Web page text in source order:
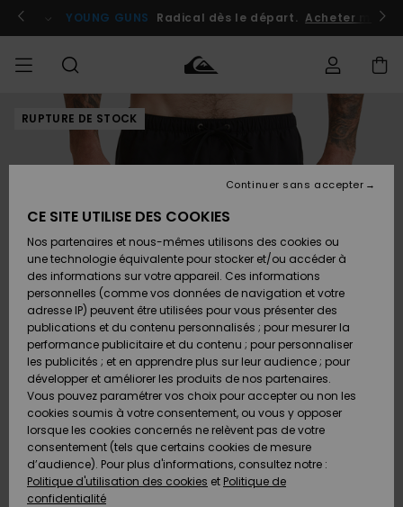
l'information
le
Se connecter / s'inscrire
YOUNG GUNS Radical dès le départ. Acheter
HOMME Vêtements
Chaussures
& Tongs
Surf
Snow
Nouveautés
Vêtements
Chaussures
& Tongs
Surf
Snow
Nouveautés
FEMME
Shop
A
Découvrir
Snow
SURF
Surf
Surf
Shop
Enfant
Highlights
Communauté
SNOW
Snow
Snow
Shop
Enfant
Snow
Shop
Femme
A
Découvrir
Communauté
OUTLET
Outlet
Enfant
Outlet
Femme
AIDE &
CONTACT
Accéder à
ma
Retours
Paiement
Carte
Cadeau
Quiksilver
Freedom
Protection
des
MAGASINS
RUPTURE DE STOCK
CE SITE UTILISE DES COOKIES
Nos partenaires et nous-mêmes utilisons des cookies ou
une technologie équivalente pour stocker et/ou accéder à
des informations sur votre appareil. Ces informations
personnelles (comme vos données de navigation et votre
adresse IP) peuvent être utilisées pour vous présenter des
publications et du contenu personnalisés ; pour mesurer la
performance publicitaire et du contenu ; pour personnaliser
les publicités ; et en apprendre plus sur leur audience ; pour
développer et améliorer les produits de nos partenaires.
Vous pouvez paramétrer vos choix pour accepter ou non les
cookies soumis à votre consentement, ou vous y opposer
lorsque les cookies concernés ne relèvent pas de votre
consentement (tels que certains cookies de mesure
d’audience). Pour plus d'informations, consultez notre :
Politique d'utilisation des cookies et Politique de
confidentialité
Continuer sans accepter